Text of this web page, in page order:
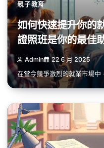
親子教育
如何快速提升你的
證照班是你的最佳
Admin 22 6 月 2025
在當今競爭激烈的就業市場中